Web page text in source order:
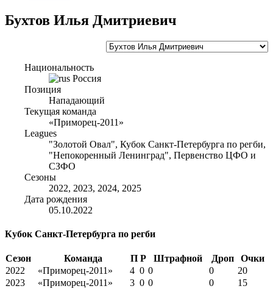
Бухтов Илья Дмитриевич
Национальность
Россия
Позиция
Нападающий
Текущая команда
«Приморец-2011»
Leagues
"Золотой Овал", Кубок Санкт-Петербурга по регби,
"Непокоренный Ленинград", Первенство ЦФО и
СЗФО
Сезоны
2022, 2023, 2024, 2025
Дата рождения
05.10.2022
Кубок Санкт-Петербурга по регби
Сезон Команда П Р Штрафной Дроп
Очки
2022
«Приморец-2011» 4 0 0 0
20
2023
«Приморец-2011» 3 0 0 0 15